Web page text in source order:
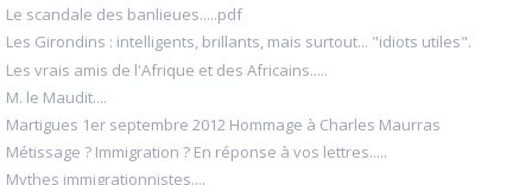
Le scandale des banlieues.....pdf
Les Girondins : intelligents, brillants, mais surtout... "idiots utiles".
Les vrais amis de l'Afrique et des Africains.....
M. le Maudit....
Martigues 1er septembre 2012 Hommage à Charles Maurras
Métissage ? Immigration ? En réponse à vos lettres.....
Mythes immigrationnistes....